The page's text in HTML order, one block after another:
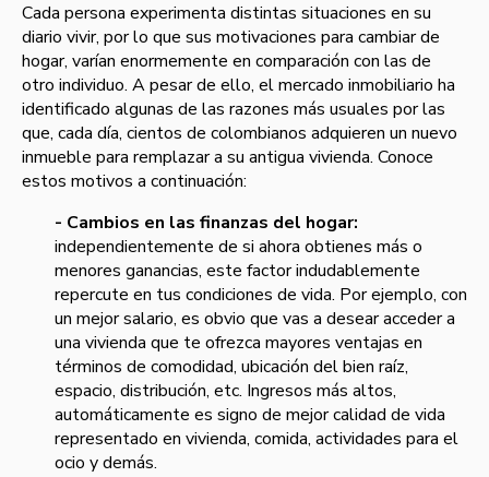
Cada persona experimenta distintas situaciones en su
diario vivir, por lo que sus motivaciones para cambiar de
hogar, varían enormemente en comparación con las de
otro individuo. A pesar de ello, el mercado inmobiliario ha
identificado algunas de las razones más usuales por las
que, cada día, cientos de colombianos adquieren un nuevo
inmueble para remplazar a su antigua vivienda. Conoce
estos motivos a continuación:
- Cambios en las finanzas del hogar:
independientemente de si ahora obtienes más o
menores ganancias, este factor indudablemente
repercute en tus condiciones de vida. Por ejemplo, con
un mejor salario, es obvio que vas a desear acceder a
una vivienda que te ofrezca mayores ventajas en
términos de comodidad, ubicación del bien raíz,
espacio, distribución, etc. Ingresos más altos,
automáticamente es signo de mejor calidad de vida
representado en vivienda, comida, actividades para el
ocio y demás.